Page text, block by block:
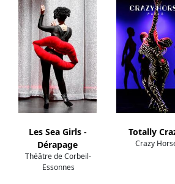
Les Sea Girls -
Dérapage
Théâtre de Corbeil-
Essonnes
Totally
Crazy